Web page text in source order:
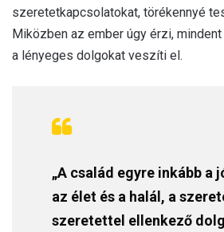
szeretetkapcsolatokat, törékennyé
Miközben az ember úgy érzi,
a lényeges dolgokat veszíti el.
„A család egyre inkább a
az élet és a halál, a
szeretettel ellenkező